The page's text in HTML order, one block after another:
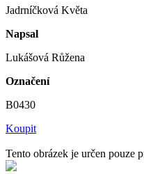
Jadrníčková Květa
Napsal
Lukášová Růžena
Označení
B0430
Koupit
Tento obrázek je určen pouze